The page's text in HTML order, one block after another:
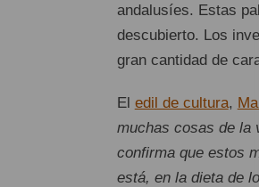
andalusíes. Estas
descubierto. Los
gran cantidad de
El edil de cultura,
muchas cosas de la
confirma que estos
está, en la dieta de